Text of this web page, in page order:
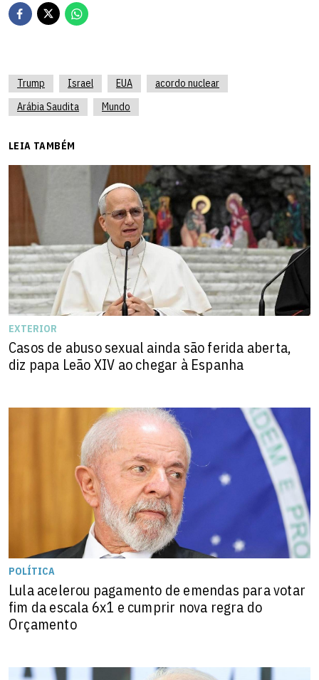
Trump Israel EUA
acordo nuclear
Arábia Saudita
Mundo
LEIA TAMBÉM
EXTERIOR
Casos de abuso sexual ainda são ferida aberta,
diz papa Leão XIV ao chegar à Espanha
POLÍTICA
Lula acelerou pagamento de emendas para votar
fim da escala 6x1 e cumprir nova regra do
Orçamento